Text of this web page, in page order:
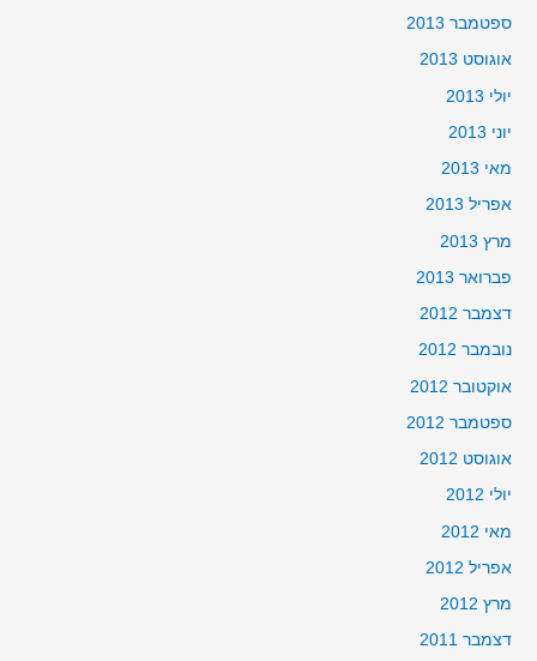
ספטמבר 2013
אוגוסט 2013
יולי 2013
יוני 2013
מאי 2013
אפריל 2013
מרץ 2013
פברואר 2013
דצמבר 2012
נובמבר 2012
אוקטובר 2012
ספטמבר 2012
אוגוסט 2012
יולי 2012
מאי 2012
אפריל 2012
מרץ 2012
דצמבר 2011